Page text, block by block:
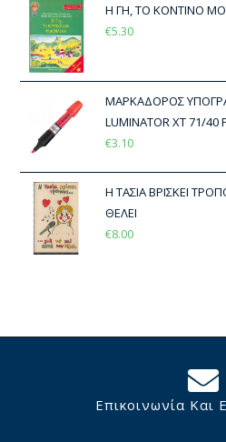
Η ΓΗ, ΤΟ ΚΟΝΤΙΝΟ
€5.30
ΜΑΡΚΑΔΟΡΟΣ
LUMINATOR XT 71/40
€3.10
Η ΤΑΣΙΑ ΒΡΙΣΚΕΙ
ΘΕΛΕΙ
€8.00
Επικοινωνία Και